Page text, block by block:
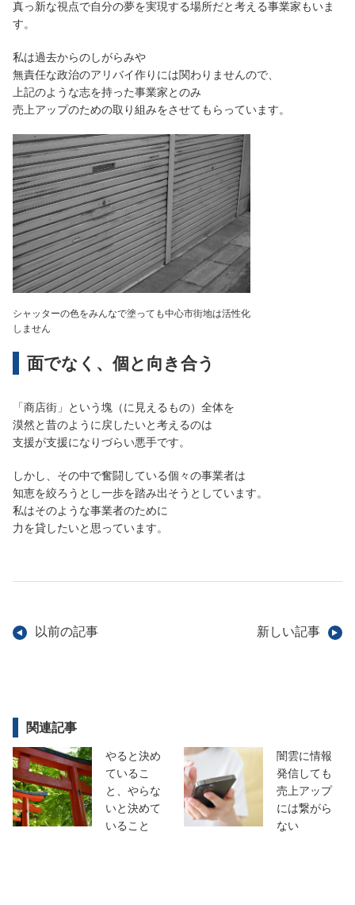
真っ新な視点で自分の夢を実現する場所だと考える事業家もいま
す。
私は過去からのしがらみや
無責任な政治のアリバイ作りには関わりませんので、
上記のような志を持った事業家とのみ
売上アップのための取り組みをさせてもらっています。
シャッターの色をみんなで塗っても中心市街地は活性化
しません
面でなく、個と向き合う
「商店街」という塊（に見えるもの）全体を
漠然と昔のように戻したいと考えるのは
支援が支援になりづらい悪手です。
しかし、その中で奮闘している個々の事業者は
知恵を絞ろうとし一歩を踏み出そうとしています。
私はそのような事業者のために
力を貸したいと思っています。
以前の記事 新しい記事
関連記事
やると決め
ているこ
と、やらな
いと決めて
いること
闇雲に情報
発信しても
売上アップ
には繋がら
ない